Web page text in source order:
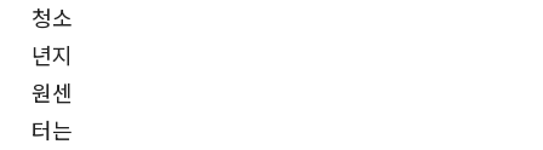
청소
년지
원센
터는